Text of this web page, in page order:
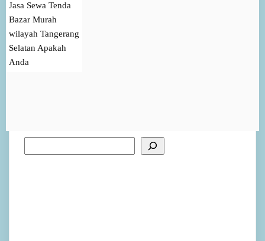
Jasa Sewa Tenda
Bazar Murah
wilayah Tangerang
Selatan Apakah
Anda